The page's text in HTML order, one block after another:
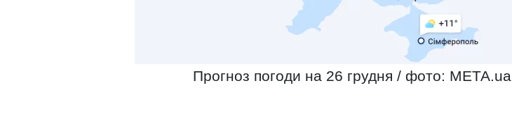
Прогноз погоди на 26 грудня / фото: МЕТА.ua